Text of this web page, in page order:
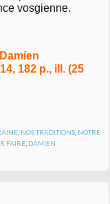
vosgienne.
182 p., ill. (25
, NOS TRADITIONS, NOTRE
FAIRE DAMIEN